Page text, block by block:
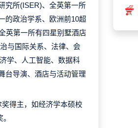
究所(ISER)、全英第一所
的政治学系、欧洲前10超
英第一所有四星别墅酒店
与国际关系、法律、会
学、人工智能、数据科
台导演、酒店与活动管理
得主，如经济学本硕校